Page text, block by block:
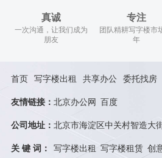
真诚
一次沟通，让我们成为
朋友
专注
团队精耕写字楼市
年
首页 写字楼出租 共享办公 委托找房
友情链接： 北京办公网 百度
公司地址： 北京市海淀区中关村智造大
关 键 词： 写字楼出租 写字楼租赁 创